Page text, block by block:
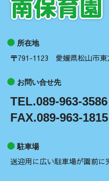
所在地
〒791-1123 愛媛県松山市東
お問い合せ先
TEL.089-963-3586
FAX.089-963-1815
駐車場
送迎用に広い駐車場が園前に